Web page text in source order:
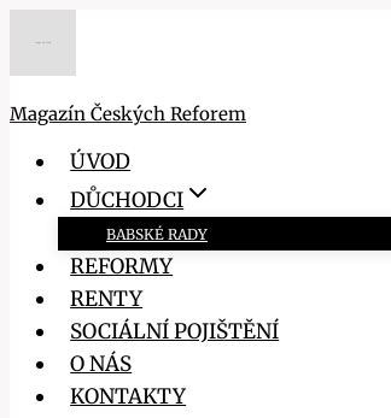
Magazín Českých Reforem
ÚVOD
DŮCHODCI
BABSKÉ RADY
REFORMY
RENTY
SOCIÁLNÍ POJIŠTĚNÍ
O NÁS
KONTAKTY